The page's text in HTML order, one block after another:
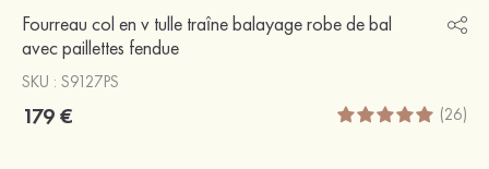
Fourreau col en v tulle traîne balayage robe de bal
avec paillettes fendue
SKU : S9127PS
179 € (26)